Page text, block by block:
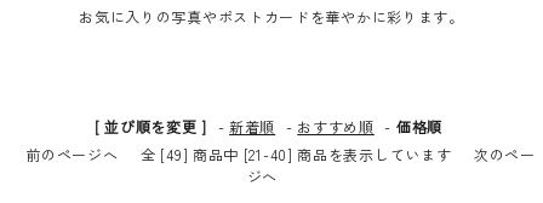
bande stick
bandeってなに？
お気に入りの写真やポストカードを華やかに彩ります。
[ 並び順を変更 ] -新着順 - おすすめ順 - 価格順
前のページへ
全 [49] 商品中 [21-40] 商品を表示しています
次のペー
ジへ